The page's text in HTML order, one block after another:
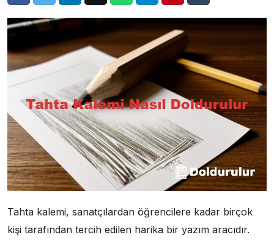
Tahta kalemi, sanatçılardan öğrencilere kadar birçok
kişi tarafından tercih edilen harika bir yazım aracıdır.